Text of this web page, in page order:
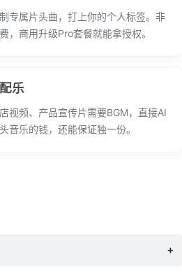
专属片头曲，打上你的个人标签。非
，商用升级Pro套餐就能拿授权。
乐
视频、产品宣传片需要BGM，直接AI
音乐的钱，还能保证独一份。
+